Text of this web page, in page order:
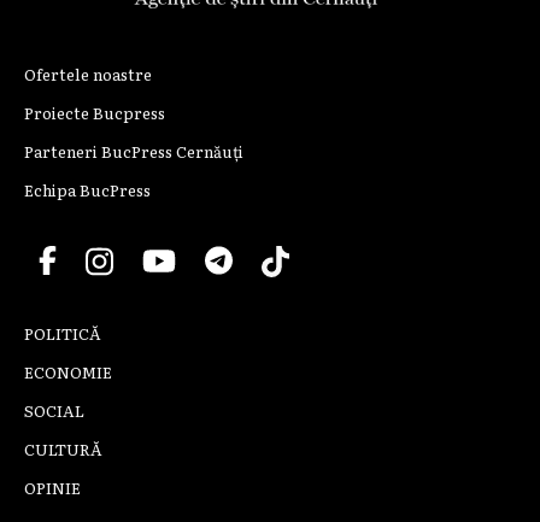
Ofertele noastre
Proiecte Bucpress
Parteneri BucPress Cernăuți
Echipa BucPress
POLITICĂ
ECONOMIE
SOCIAL
CULTURĂ
OPINIE